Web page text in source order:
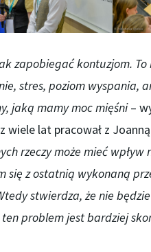
zapobiegać kontuzjom. To
stres, poziom wyspania,
jaką mamy moc mięśni–
lat pracował z
rzeczy może mieć
się z ostatnią wykonaną
stwierdza, że nie
problem jest bardziej